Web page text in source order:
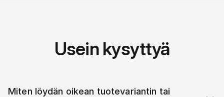
Usein kysyttyä
Miten löydän oikean tuotevariantin tai